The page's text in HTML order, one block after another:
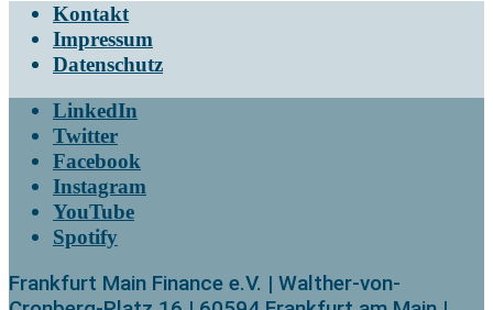
Kontakt
Impressum
Datenschutz
LinkedIn
Twitter
Facebook
Instagram
YouTube
Spotify
Frankfurt Main Finance e.V. | Walther-von-